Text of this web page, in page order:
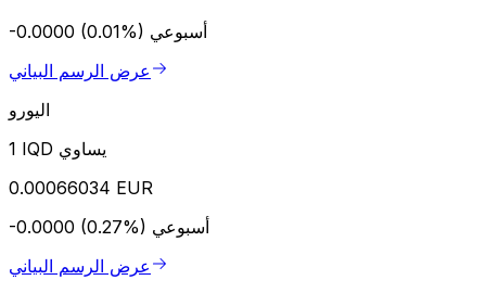
-0.0000 (0.01%) أسبوعي
عرض الرسم البياني
اليورو
1 IQD يساوي
0.00066034 EUR
-0.0000 (0.27%) أسبوعي
عرض الرسم البياني